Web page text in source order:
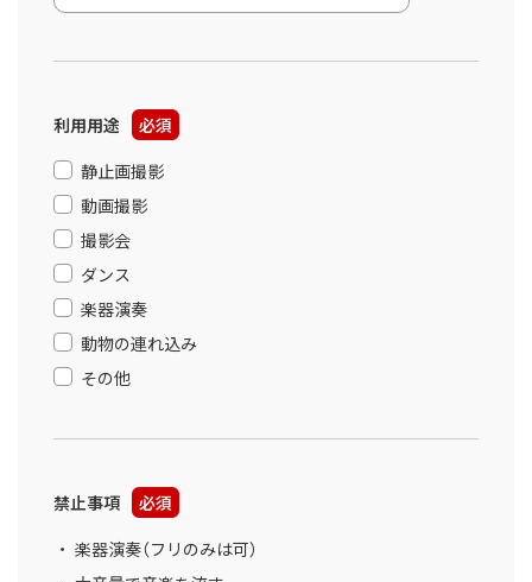
利用用途
必須
静止画撮影
動画撮影
撮影会
ダンス
楽器演奏
動物の連れ込み
その他
禁止事項
必須
楽器演奏（フリのみは可）